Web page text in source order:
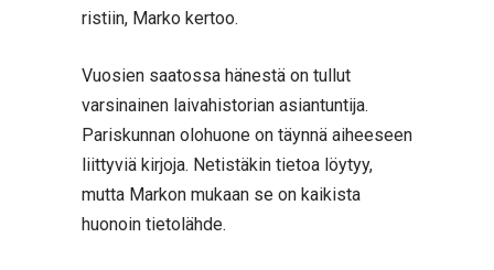
ristiin, Marko kertoo.
Vuosien saatossa hänestä on tullut
varsinainen laivahistorian asiantuntija.
Pariskunnan olohuone on täynnä aiheeseen
liittyviä kirjoja. Netistäkin tietoa löytyy,
mutta Markon mukaan se on kaikista
huonoin tietolähde.